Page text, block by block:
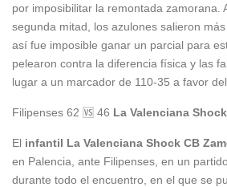
por imposibilitar la remontada zamorana.
segunda mitad, los azulones salieron
así fue imposible ganar un parcial para
pelearon contra la diferencia física y las
lugar a un marcador de 110-35 a favor
Filipenses 62 🆚 46 La Valenciana
El infantil La Valenciana Shock CB
en Palencia, ante Filipenses, en un
durante todo el encuentro, en el que se